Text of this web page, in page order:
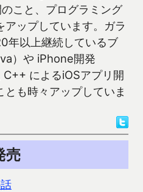
こと、プログラミング
ップしています。ガラ
年以上継続しているブ
）や iPhone開発
によるiOSアプリ開
も時々アップしていま
売